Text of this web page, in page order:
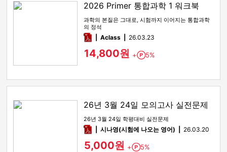
2026 Primer 통합과학 1 워크북
과학의 본질은 그대로, 시험까지 이어지는 통합과학
의 정석
pdfAclass 26.03.23
14,800원 + Point
5%
26년 3월 24일 모의고사 실전문제
26년 3월 24일 학평대비 실전문제
pdf시나영(시험에 나오는 영어) 26.03.20
5,000원 + Point
5%